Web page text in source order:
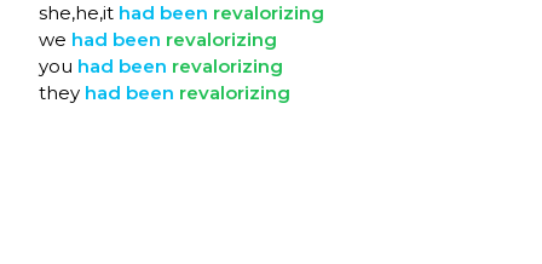
she,he,it had been revalorizing
we had been revalorizing
you had been revalorizing
they had been revalorizing